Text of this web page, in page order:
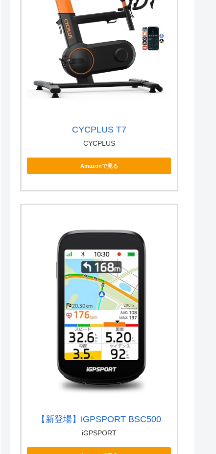
CYCPLUS T7
CYCPLUS
Amazonで見る
【新登場】iGPSPORT BSC500
iGPSPORT